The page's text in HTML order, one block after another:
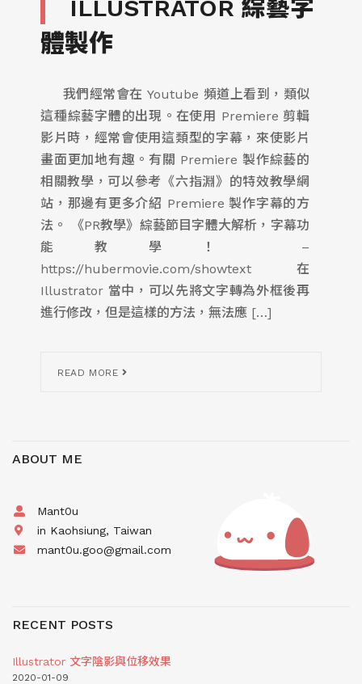
ILLUSTRATOR 綜藝字
體製作
我們經常會在 Youtube 頻道上看到，類似
這種綜藝字體的出現。在使用 Premiere 剪輯
影片時，經常會使用這類型的字幕，來使影片
畫面更加地有趣。有關 Premiere 製作綜藝的
相關教學，可以參考《六指淵》的特效教學網
站，那邊有更多介紹 Premiere 製作字幕的方
法。 《PR教學》綜藝節目字體大解析，字幕功
能教學！ –
https://hubermovie.com/showtext 在
Illustrator 當中，可以先將文字轉為外框後再
進行修改，但是這樣的方法，無法應 […]
READ MORE
ABOUT ME
Mant0u
in Kaohsiung, Taiwan
mant0u.goo@gmail.com
RECENT POSTS
Illustrator 文字陰影與位移效果
2020-01-09